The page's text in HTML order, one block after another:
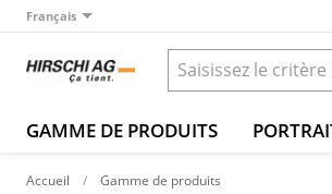
Français
GAMME DE PRODUITS
Accueil Gamme de produits